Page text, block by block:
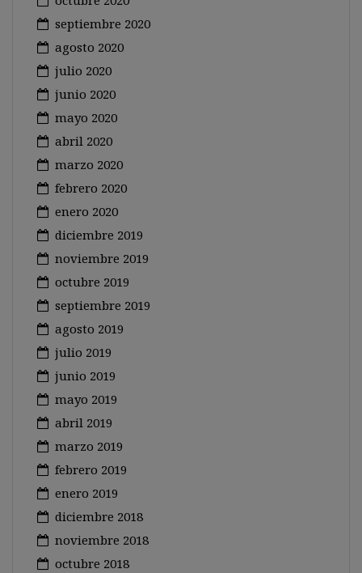
septiembre 2020
agosto 2020
julio 2020
junio 2020
mayo 2020
abril 2020
marzo 2020
febrero 2020
enero 2020
diciembre 2019
noviembre 2019
octubre 2019
septiembre 2019
agosto 2019
julio 2019
junio 2019
mayo 2019
abril 2019
marzo 2019
febrero 2019
enero 2019
diciembre 2018
noviembre 2018
octubre 2018